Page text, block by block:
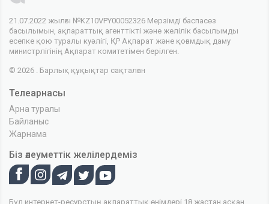
21.07.2022 жылғы №KZ10VPY00052326 Мерзімді баспасөз
басылымын, ақпараттық агенттікті және желілік басылымды
есепке қою туралы куәлігі, ҚР Ақпарат және қоғамдық даму
министрлігінің Ақпарат комитетімен берілген.
© 2026 . Барлық құқықтар сақталған
Телеарнасы
Арна туралы
Байланыс
Жарнама
Біз әлеуметтік желілердеміз
Бұл интернет-ресурстың ақпараттық өнімдері 18 жастан асқан